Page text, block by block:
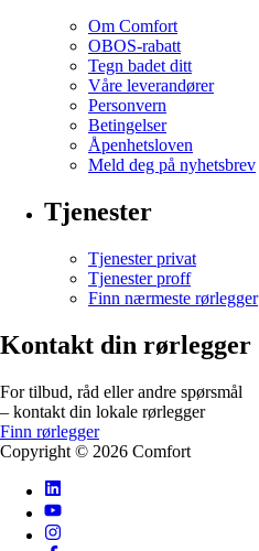
Om Comfort
OBOS-rabatt
Tegn badet ditt
Våre leverandører
Personvern
Betingelser
Åpenhetsloven
Meld deg på nyhetsbrev
Tjenester
Tjenester privat
Tjenester proff
Finn nærmeste rørlegger
Kontakt din rørlegger
For tilbud, råd eller andre spørsmål
– kontakt din lokale rørlegger
Finn rørlegger
Copyright © 2026 Comfort